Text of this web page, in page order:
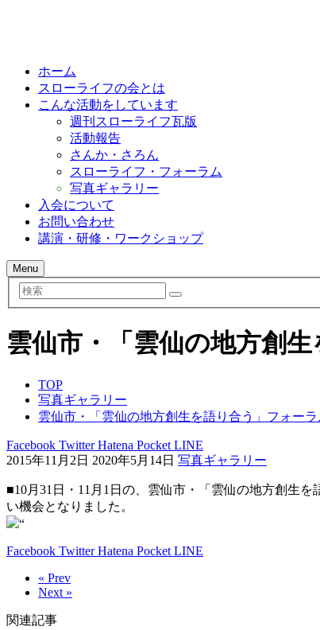
ホーム
スローライフの会とは
こんな活動をしています
週刊スローライフ瓦版
活動報告
さんか・さろん
スローライフ・フォーラム
写真ギャラリー
入会について
お問い合わせ
講演・研修・ワークショップ
Menu
検
索
雲仙市・「雲仙の地方創
TOP
写真ギャラリー
雲仙市・「雲仙の地方創生を語り合う」フォーラ
Facebook TwitterHatena Pocket LINE
2015年11月2日 2020年5月14日 写真ギャラリー
■10月31日・11月1日の、雲仙市・「雲仙の地方創生
い機会となりました。
“
Facebook TwitterHatena Pocket LINE
« Prev
Next »
関連記事